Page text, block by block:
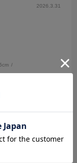
2026.3.31
ナーに使えるので